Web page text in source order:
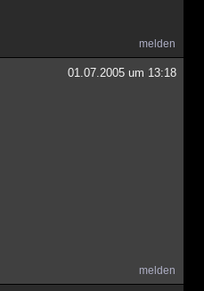
melden
01.07.2005 um 13:18
melden